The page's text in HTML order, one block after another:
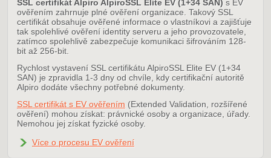
SSL certifikát Alpiro AlpiroSSL Elite EV (1+34 SAN) s EV
ověřením zahrnuje plné ověření organizace. Takový SSL
certifikát obsahuje ověřené informace o vlastníkovi a zajišťuje
tak spolehlivé ověření identity serveru a jeho provozovatele,
zatímco spolehlivě zabezpečuje komunikaci šifrováním 128-
bit až 256-bit.
Rychlost vystavení SSL certifikátu AlpiroSSL Elite EV (1+34
SAN) je zpravidla 1-3 dny od chvíle, kdy certifikační autoritě
Alpiro dodáte všechny potřebné dokumenty.
SSL certifikát s EV ověřením (Extended Validation, rozšířené
ověření) mohou získat: právnické osoby a organizace, úřady.
Nemohou jej získat fyzické osoby.
Více o procesu EV ověření